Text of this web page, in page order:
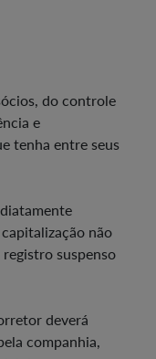
do controle
e
tenha entre seus
não
suspenso
deverá
companhia,